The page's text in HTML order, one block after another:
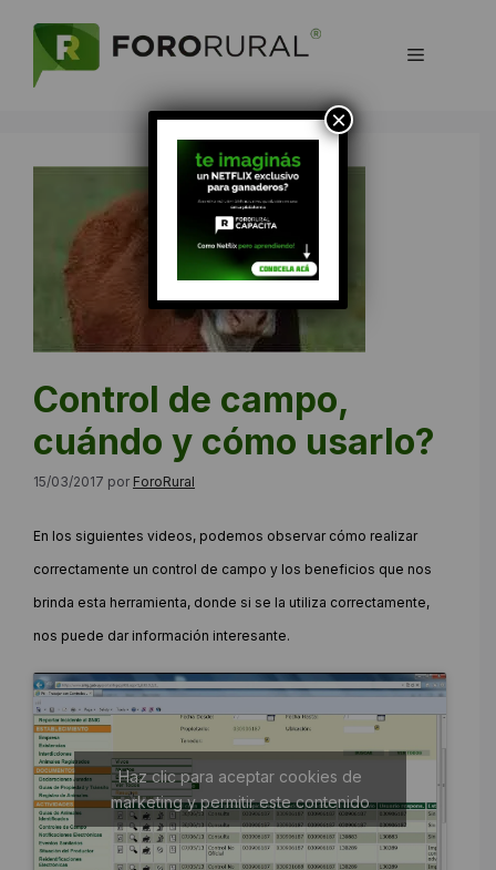
contenido
Menú
Control de campo,
cuándo y cómo usarlo?
15/03/2017 por ForoRural
En los siguientes videos, podemos observar cómo realizar
correctamente un control de campo y los beneficios que nos
brinda esta herramienta, donde si se la utiliza correctamente,
nos puede dar información interesante.
Haz clic para aceptar cookies de
marketing y permitir este contenido
×